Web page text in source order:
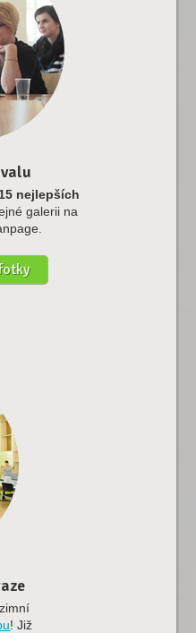
nejlepších
galerii na
! Již